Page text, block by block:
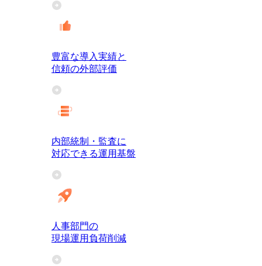
豊富な導入実績と
信頼の外部評価
内部統制・監査に
対応できる運用基盤
人事部門の
現場運用負荷削減